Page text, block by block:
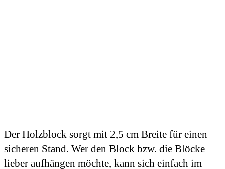
Der Holzblock sorgt mit 2,5 cm Breite für einen
sicheren Stand. Wer den Block bzw. die Blöcke
lieber aufhängen möchte, kann sich einfach im